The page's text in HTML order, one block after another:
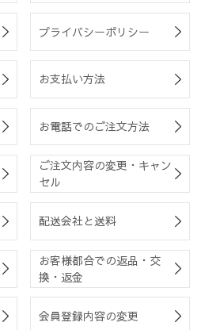
プライバシーポリシー
お支払い方法
お電話でのご注文方法
ご注文内容の変更・キャン
セル
配送会社と送料
お客様都合での返品・交
換・返金
会員登録内容の変更